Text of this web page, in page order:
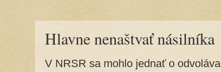
Hlavne nenaštvať násilníka
V NRSR sa mohlo jednať o